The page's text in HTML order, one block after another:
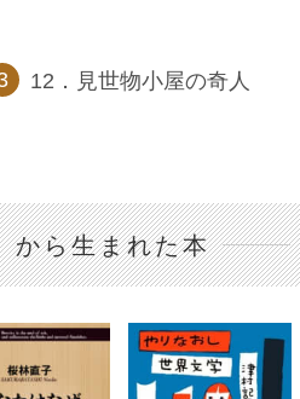
12．見世物小屋の奇人
から生まれた本